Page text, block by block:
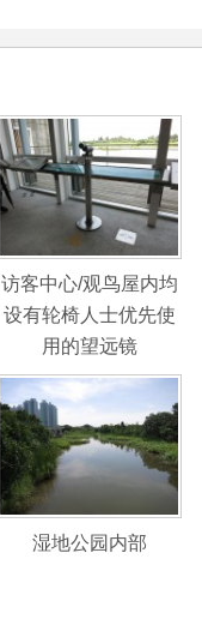
访客中心/观鸟屋内均
设有轮椅人士优先使
用的望远镜
湿地公园内部